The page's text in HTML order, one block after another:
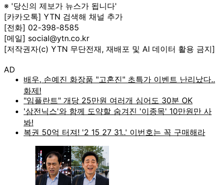
※ '당신의 제보가 뉴스가 됩니다'
[카카오톡] YTN 검색해 채널 추가
[전화] 02-398-8585
[메일] social@ytn.co.kr
[저작권자(c) YTN 무단전재, 재배포 및 AI 데이터 활용 금지]
AD